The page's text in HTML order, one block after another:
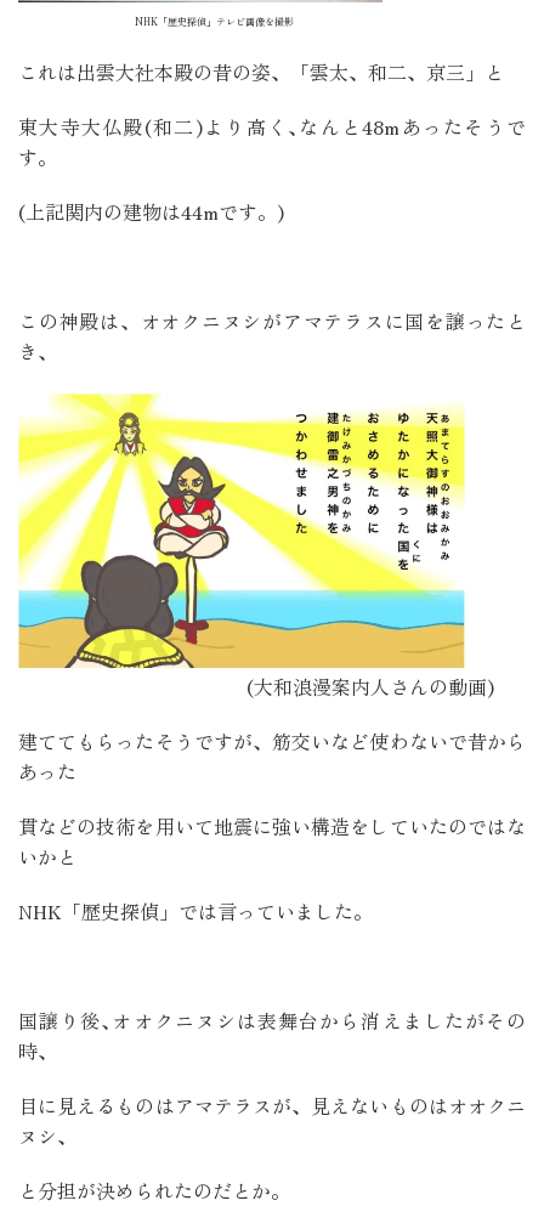
NHK「歴史探偵」テレビ画像を撮影
これは出雲大社本殿の昔の姿、「雲太、和二、京三」と
東大寺大仏殿(和二)より高く､なんと48mあったそうで
す。
(上記関内の建物は44mです。)
この神殿は、オオクニヌシがアマテラスに国を譲ったと
き､
(大和浪漫案内人さんの動画)
建ててもらったそうですが、筋交いなど使わないで昔から
あった
貫などの技術を用いて地震に強い構造をしていたのではな
いかと
NHK「歴史探偵」では言っていました。
国譲り後､オオクニヌシは表舞台から消えましたがその
時、
目に見えるものはアマテラスが、見えないものはオオクニ
ヌシ、
と分担が決められたのだとか。